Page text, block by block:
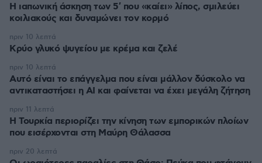
Η ιαπωνική άσκηση των 5′ που «καίει» λίπος, σμιλεύει
κοιλιακούς και δυναμώνει τον κορμό
Κρύο γλυκό ψυγείου με κρέμα και ζελέ
πριν 10 λεπτά
Αυτό είναι το επάγγελμα που είναι μάλλον δύσκολο να
αντικαταστήσει η AI και φαίνεται να έχει μεγάλη ζήτηση
πριν 10 λεπτά
Η Τουρκία περιορίζει την κίνηση των εμπορικών πλοίων
που εισέρχονται στη Μαύρη Θάλασσα
πριν 11 λεπτά
πριν 20 λεπτά